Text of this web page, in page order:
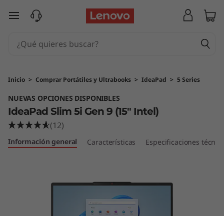
a
P
a
d
Ir al contenido principal
Inicio > Comprar Portátiles y Ultrabooks > IdeaPad > 5 Series
NUEVAS OPCIONES DISPONIBLES
IdeaPad Slim 5i Gen 9 (15" Intel)
(12)
Información general Características Especificaciones